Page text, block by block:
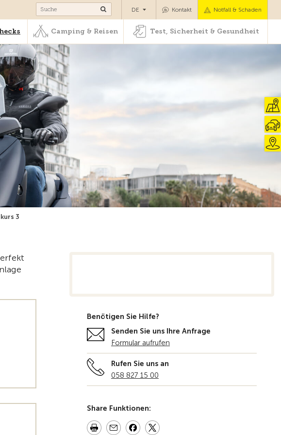
Camping & Reisen Test, Sicherheit & Gesundheit
Kontakt Notfall & Schaden
DE
Camping & Reisen Test, Sicherheit & Gesundheit
3
Benötigen Sie Hilfe?
Senden Sie uns Ihre Anfrage
Formular aufrufen
Rufen Sie uns an
058 827 15 00
Share Funktionen: